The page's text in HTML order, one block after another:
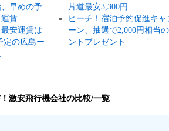
早めの予
賃
安運賃は
定の広島ー
片道最安3,300円
ピーチ！宿泊予約促進キャ
ーン、抽選で2,000円相当
ントプレゼント
激安飛行機会社の比較/一覧